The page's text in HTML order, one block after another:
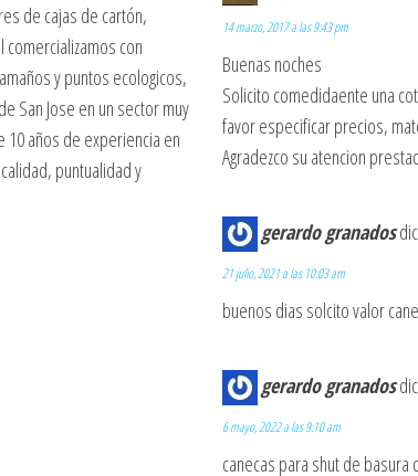
de cajas de cartón,
con
y puntos ecologicos,
San Jose en un sector muy
10 años de experiencia en
puntualidad y
14 marzo, 2017 a las 9:43 pm
Buenas noches
Solicito comedidaente una
favor especificar precios,
Agradezco su atencion
gerardo granados
21 julio, 2021 a las 10:03 am
buenos dias solcito valor
gerardo granados
6 mayo, 2022 a las 9:10 am
canecas para shut de